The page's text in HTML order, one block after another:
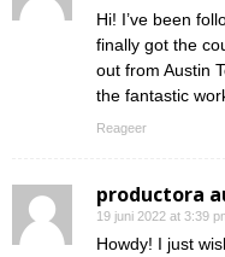
Hi! I’ve been
finally got the
out from Austin
the fantastic
Reageer
productora
19 juni 2022 at 3:39
Howdy! I just